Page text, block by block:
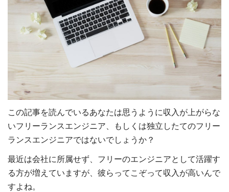
この記事を読んでいるあなたは思うように収入が上がらな
いフリーランスエンジニア、もしくは独立したてのフリー
ランスエンジニアではないでしょうか？
最近は会社に所属せず、フリーのエンジニアとして活躍す
る方が増えていますが、彼らってこぞって収入が高いんで
すよね。